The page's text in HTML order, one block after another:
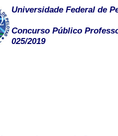
Universidade Federal de
Concurso Público
025/2019